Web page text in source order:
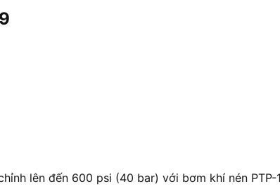
lên đến 600 psi (40 bar) với bơm khí nén PTP-